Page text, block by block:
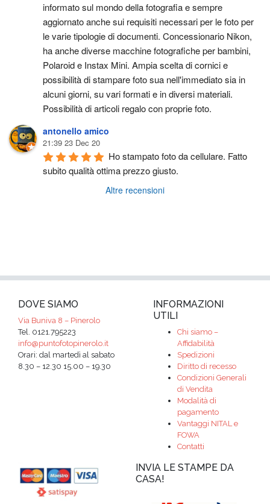
informato sul mondo della fotografia e sempre
aggiornato anche sui requisiti necessari per le foto per
le varie tipologie di documenti. Concessionario Nikon,
ha anche diverse macchine fotografiche per bambini,
Polaroid e Instax Mini. Ampia scelta di cornici e
possibilità di stampare foto sua nell'immediato sia in
alcuni giorni, su vari formati e in diversi materiali.
Possibilità di articoli regalo con proprie foto.
antonello amico
21:39 23 Dec 20
Ho stampato foto da cellulare. Fatto
subito qualità ottima prezzo giusto.
Altre recensioni
DOVE SIAMO
Via Buniva 8 – Pinerolo
Tel. 0121.795223
info@puntofotopinerolo.it
Orari: dal martedì al sabato
8.30 – 12.30 15.00 – 19.30
INFORMAZIONI
UTILI
Chi siamo –
Affidabilità
Spedizioni
Diritto di recesso
Condizioni Generali
di Vendita
Modalità di
pagamento
Vantaggi NITAL e
FOWA
Contatti
INVIA LE STAMPE DA
CASA!